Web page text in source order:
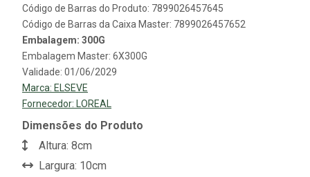
Código de Barras do Produto: 7899026457645
Código de Barras da Caixa Master: 7899026457652
Embalagem: 300G
Embalagem Master: 6X300G
Validade: 01/06/2029
Marca: ELSEVE
Fornecedor:
LOREAL
Dimensões do Produto
Altura: 8cm
Largura: 10cm